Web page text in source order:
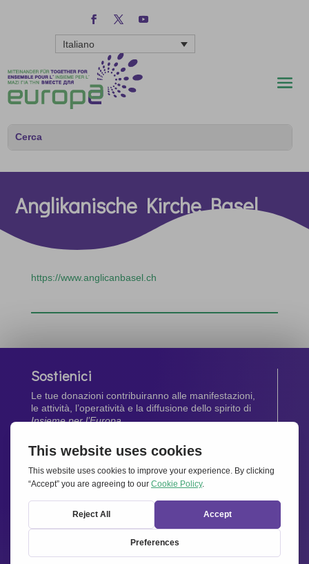
Italiano
Anglikanische Kirche Basel
https://www.anglicanbasel.ch
Sostienici
Le tue donazioni contribuiranno alle manifestazioni,
le attività, l’operatività e la diffusione dello spirito di
Insieme per l’Europa.
Dona Ora
Newsletter
Rimani aggiornato di tutte le ultime notizie dalla